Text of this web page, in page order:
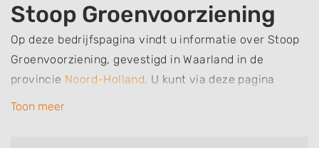
Stoop Groenvoorziening
Op deze bedrijfspagina vindt u informatie over Stoop
Groenvoorziening, gevestigd in Waarland in de
provincie Noord-Holland. U kunt via deze pagina
eenvoudig contact met het bedrijf opnemen door te
Toon meer